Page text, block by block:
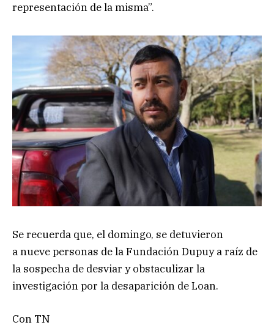
representación de la misma”.
Se recuerda que, el domingo, se detuvieron
a nueve personas de la Fundación Dupuy a raíz de
la sospecha de desviar y obstaculizar la
investigación por la desaparición de Loan.
Con TN